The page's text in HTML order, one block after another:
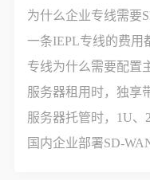
为什么企业专线需要
一条IEPL专线的费用
专线为什么需要配置
服务器托管时，1U、